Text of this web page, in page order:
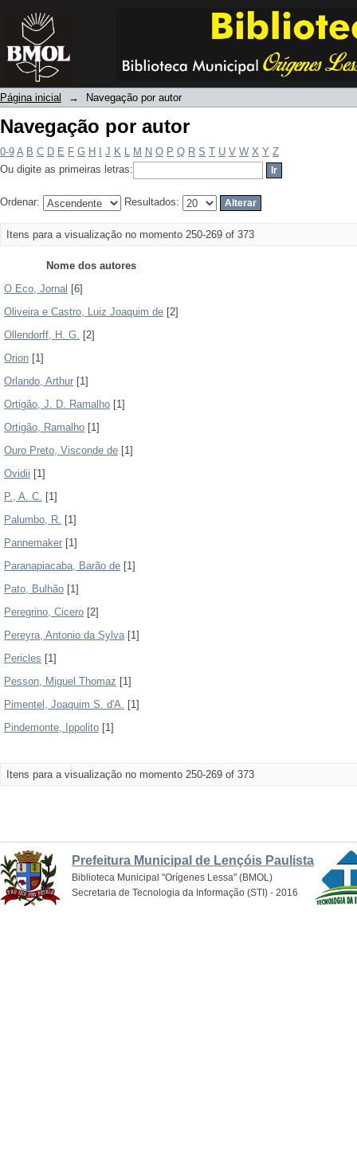
Navegação por autor
Página inicial → Navegação por autor
Navegação por autor
0-9 A B C D E F G H J K L M N O P Q R S T U V W X Y Z
Ou digite as primeiras letras:
Ordenar: Resultados:
Itens para a visualização no momento 250-269 of 373
Nome dos autores
O Eco, Jornal [6]
Oliveira e Castro, Luiz Joaquim de [2]
Ollendorff, H. G. [2]
Orion [1]
Orlando, Arthur [1]
Ortigão, J. D. Ramalho [1]
Ortigão, Ramalho [1]
Ouro Preto, Visconde de [1]
Ovidii [1]
P., A. C. [1]
Palumbo, R. [1]
Pannemaker [1]
Paranapiacaba, Barão de [1]
Pato, Bulhão [1]
Peregrino, Cicero [2]
Pereyra, Antonio da Sylva[1]
Pericles [1]
Pesson, Miguel Thomaz [1]
Pimentel, Joaquim S. d'A. [1]
Pindemonte, Ippolito [1]
Itens para a visualização no momento 250-269 of 373
Prefeitura Municipal de Lençóis Paulista
Biblioteca Municipal "Orígenes Lessa" (BMOL)
Secretaria de Tecnologia da Informação (STI) - 2016